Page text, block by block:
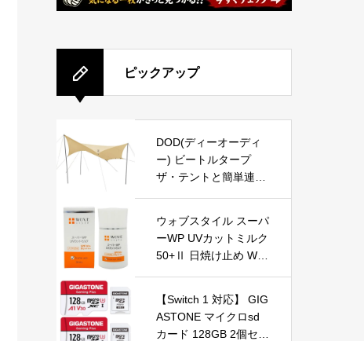
ピックアップ
DOD(ディーオーディ
ー) ビートルタープ
ザ・テントと簡単連結
ウォブスタイル スーパ
ーWP UVカットミルク
50+Ⅱ 日焼け止め WO
protection milk)
【Switch 1 対応】 GIG
ASTONE マイクロsd
カード 128GB 2個セッ